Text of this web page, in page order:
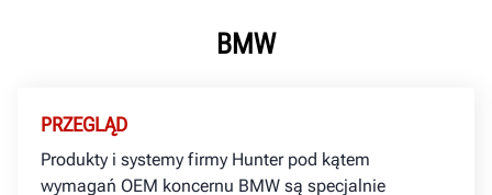
BMW
PRZEGLĄD
Produkty i systemy firmy Hunter pod kątem
wymagań OEM koncernu BMW są specjalnie